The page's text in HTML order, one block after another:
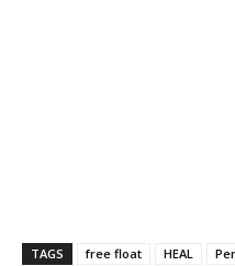
TAGS free float HEAL